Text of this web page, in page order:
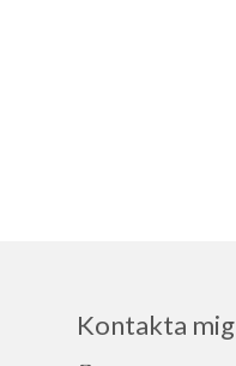
Kontakta mig